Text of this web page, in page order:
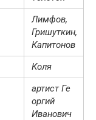
Лимфов,
Гришуткин,
Капитонов
Коля
артист Ге
opгий
Иванович